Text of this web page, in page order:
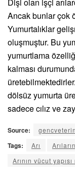
Ancak bunlar çok
Yumurtalıklar
oluşmuştur. Bu
yumurtlama
kalması
dölsüz yumurta
sadece cılız ve
Source:
Tags: Arı
Arının vücut yapısı